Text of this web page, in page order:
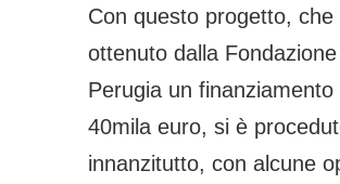
Con questo progetto, che
ottenuto dalla Fondazione
Perugia un finanziamento
40mila euro, si è
innanzitutto, con alcune